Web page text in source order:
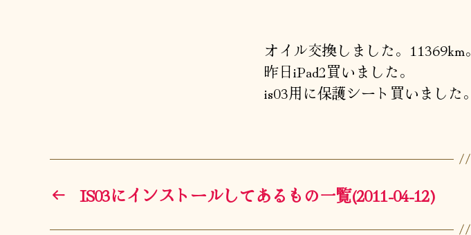
オイル交換しました。11369km。
昨日iPad2買いました。
is03用に保護シート買いました。
← IS03にインストールしてあるもの一覧(2011-04-12)